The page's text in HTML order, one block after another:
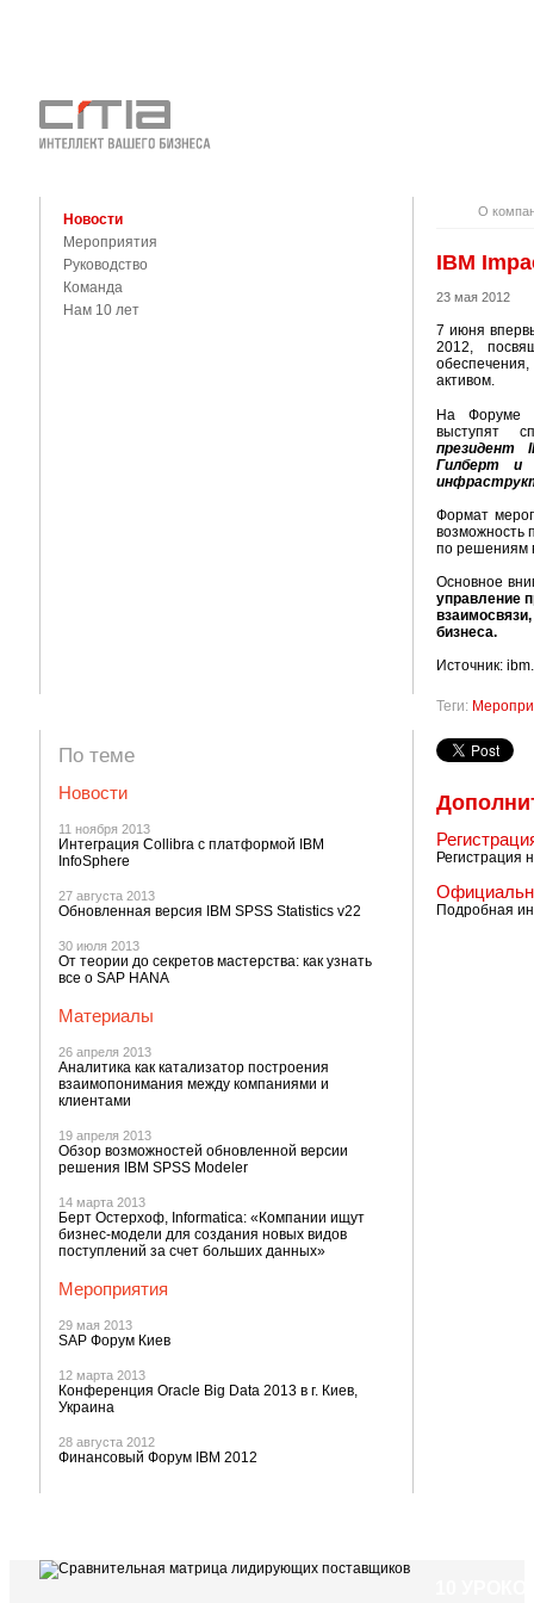
Новости
Мероприятия
Руководство
Команда
Нам 10 лет
По теме
Новости
11 ноября 2013
Интеграция Collibra с платформой IBM
InfoSphere
27 августа 2013
Обновленная версия IBM SPSS Statistics v22
30 июля 2013
От теории до секретов мастерства: как узнать
все о SAP HANA
Материалы
26 апреля 2013
Аналитика как катализатор построения
взаимопонимания между компаниями и
клиентами
19 апреля 2013
Обзор возможностей обновленной версии
решения IBM SPSS Modeler
14 марта 2013
Берт Остерхоф, Informatica: «Компании ищут
бизнес-модели для создания новых видов
поступлений за счет больших данных»
Мероприятия
29 мая 2013
SAP Форум Киев
12 марта 2013
Конференция Oracle Big Data 2013 в г. Киев,
Украина
28 августа 2012
Финансовый Форум IBM 2012
О
IBM
23 мая 2012
7 июня
2012,
активом.
На Форуме
выступят
президент
Гилберт и
Формат
возможность
по решениям
Основное
управление
бизнеса.
Источник:
Теги:
Регистрация
Подробная